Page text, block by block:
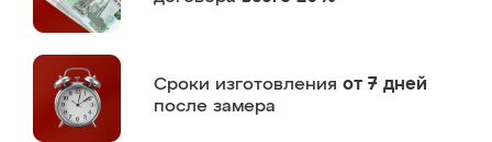
Сроки изготовления от 7 дней
после замера